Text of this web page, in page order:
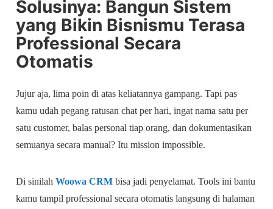
Solusinya: Bangun Sistem
yang Bikin Bisnismu Terasa
Professional Secara
Otomatis
Jujur aja, lima poin di atas keliatannya gampang. Tapi pas
kamu udah pegang ratusan chat per hari, ingat nama satu per
satu customer, balas personal tiap orang, dan dokumentasikan
semuanya secara manual? Itu mission impossible.
Di sinilahWoowa CRM bisa jadi penyelamat. Tools ini bantu
kamu tampil professional secara otomatis langsung di halaman